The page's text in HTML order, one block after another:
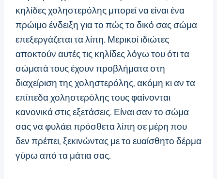
κηλίδες χοληστερόλης μπορεί να είναι ένα
πρώιμο ένδειξη για το πώς το δικό σας σώμα
επεξεργάζεται τα λίπη. Μερικοί ιδιώτες
αποκτούν αυτές τις κηλίδες λόγω του ότι τα
σώματά τους έχουν προβλήματα στη
διαχείριση της χοληστερόλης, ακόμη κι αν τα
επίπεδα χοληστερόλης τους φαίνονται
κανονικά στις εξετάσεις. Είναι σαν το σώμα
σας να φυλάει πρόσθετα λίπη σε μέρη που
δεν πρέπει, ξεκινώντας με το ευαίσθητο δέρμα
γύρω από τα μάτια σας.